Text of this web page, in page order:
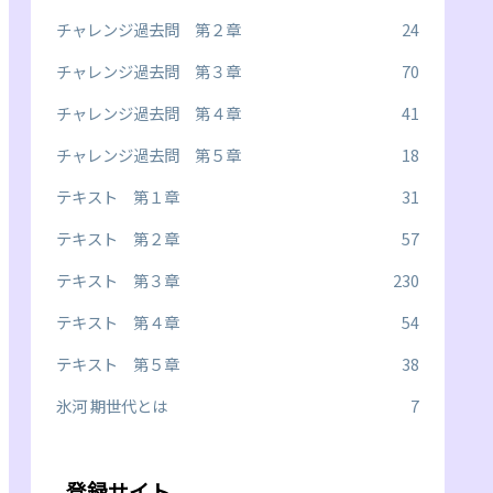
チャレンジ過去問 第２章
24
チャレンジ過去問 第３章
70
チャレンジ過去問 第４章
41
チャレンジ過去問 第５章
18
テキスト 第１章
31
テキスト 第２章
57
テキスト 第３章
230
テキスト 第４章
54
テキスト 第５章
38
氷河 期世代とは
7